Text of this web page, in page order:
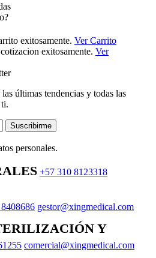
exitosamente. Ver Carrito
exitosamente. Ver
últimas tendencias y todas las
Suscribirme
personales.
+57 310 8123318
gestor@xingmedical.com
Y
comercial@xingmedical.com